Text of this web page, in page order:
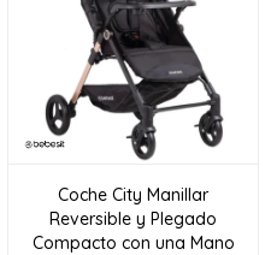
Coche City Manillar
Reversible y Plegado
Compacto con una Mano